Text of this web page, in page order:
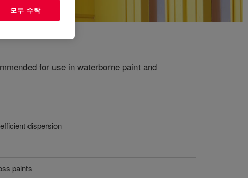
for use in waterborne paint and
dispersion
paints
모두 수락